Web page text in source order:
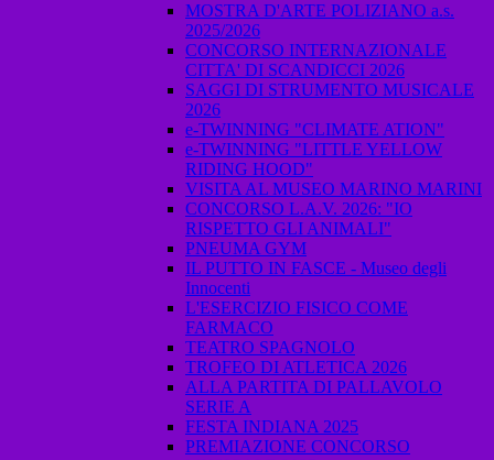
MOSTRA D'ARTE POLIZIANO a.s.
2025/2026
CONCORSO INTERNAZIONALE
CITTA' DI SCANDICCI 2026
SAGGI DI STRUMENTO MUSICALE
2026
e-TWINNING "CLIMATE ATION"
e-TWINNING "LITTLE YELLOW
RIDING HOOD"
VISITA AL MUSEO MARINO MARINI
CONCORSO L.A.V. 2026: "IO
RISPETTO GLI ANIMALI"
PNEUMA GYM
IL PUTTO IN FASCE - Museo degli
Innocenti
L'ESERCIZIO FISICO COME
FARMACO
TEATRO SPAGNOLO
TROFEO DI ATLETICA 2026
ALLA PARTITA DI PALLAVOLO
SERIE A
FESTA INDIANA 2025
PREMIAZIONE CONCORSO